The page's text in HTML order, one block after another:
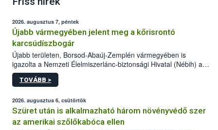
2026. augusztus 7, péntek
Újabb vármegyében jelent meg a kőrisrontó
karcsúdíszbogár
Újabb területen, Borsod-Abaúj-Zemplén vármegyében is
igazolta a Nemzeti Élelmiszerlánc-biztonsági Hivatal (Nébih) a
kőrisrontó karcsúdíszbogár (Agrilus planipennis) jelenlétét. A
kártevőt nem csak színcsapdában találták meg, de már fertőzött
az intenzív felderítést, emellett az intézkedéseket a szlovák
hatósággal is összehangolják a terjedés megállítása érdekében.
TOVÁBB >
2026. augusztus 6, csütörtök
Szüret után is alkalmazható három növényvédő szer
az amerikai szőlőkabóca ellen